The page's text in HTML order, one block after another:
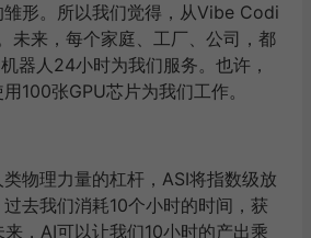
形。所以我们觉得，从Vibe Codi
未来，每个家庭、工厂、公司，都
器人24小时为我们服务。也许，
100张GPU芯片为我们工作。
物理力量的杠杆，ASI将指数级放
去我们消耗10个小时的时间，获
，AI可以让我们10小时的产出乘